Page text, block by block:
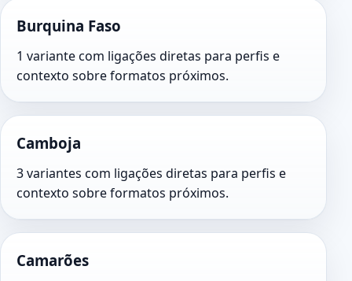
Burquina Faso
1 variante com ligações diretas para perfis e
contexto sobre formatos próximos.
Camboja
3 variantes com ligações diretas para perfis e
contexto sobre formatos próximos.
Camarões